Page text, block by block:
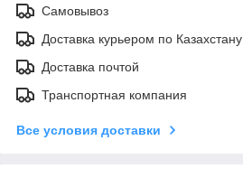
Самовывоз
Доставка курьером по Казахстану
Доставка почтой
Транспортная компания
Все условия доставки